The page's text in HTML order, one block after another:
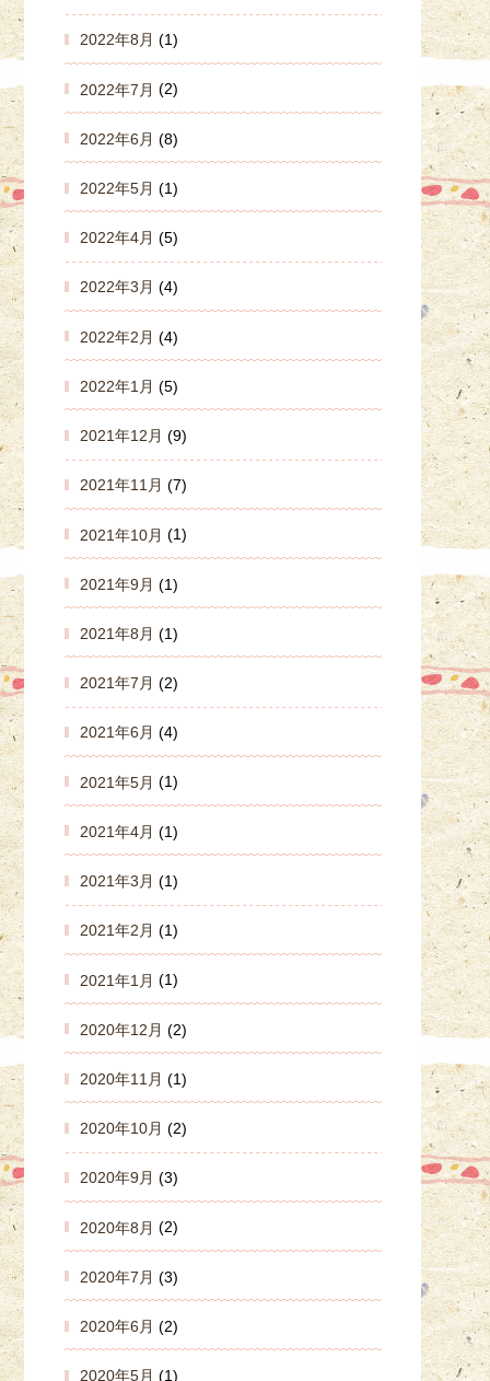
2022年8月 (1)
2022年7月 (2)
2022年6月 (8)
2022年5月 (1)
2022年4月 (5)
2022年3月 (4)
2022年2月 (4)
2022年1月 (5)
2021年12月 (9)
2021年11月 (7)
2021年10月 (1)
2021年9月 (1)
2021年8月 (1)
2021年7月 (2)
2021年6月 (4)
2021年5月 (1)
2021年4月 (1)
2021年3月 (1)
2021年2月 (1)
2021年1月 (1)
2020年12月 (2)
2020年11月 (1)
2020年10月 (2)
2020年9月 (3)
2020年8月 (2)
2020年7月 (3)
2020年6月 (2)
2020年5月 (1)